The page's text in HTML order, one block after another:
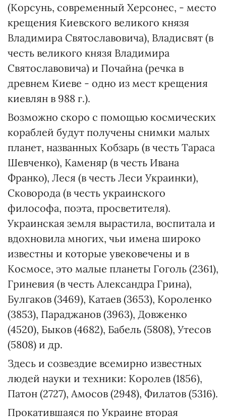
(Корсунь, современный Херсонес, - место
крещения Киевского великого князя
Владимира Святославовича), Владисвят (в
честь великого князя Владимира
Святославовича) и Почайна (речка в
древнем Киеве - одно из мест крещения
киевлян в 988 г.).
Возможно скоро с помощью космических
кораблей будут получены снимки малых
планет, названных Кобзарь (в честь Тараса
Шевченко), Каменяр (в честь Ивана
Франко), Леся (в честь Леси Украинки),
Сковорода (в честь украинского
философа, поэта, просветителя).
Украинская земля вырастила, воспитала и
вдохновила многих, чьи имена широко
известны и которые увековечены и в
Космосе, это малые планеты Гоголь (2361),
Гриневия (в честь Александра Грина),
Булгаков (3469), Катаев (3653), Короленко
(3853), Параджанов (3963), Довженко
(4520), Быков (4682), Бабель (5808), Утесов
(5808) и др.
Здесь и созвездие всемирно известных
людей науки и техники: Королев (1856),
Патон (2727), Амосов (2948), Филатов (5316).
Прокатившаяся по Украине вторая